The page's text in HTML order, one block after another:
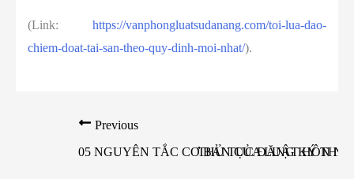
(Link: https://vanphongluatsudanang.com/toi-lua-dao-
chiem-doat-tai-san-theo-quy-dinh-moi-nhat/).
Previous
05 NGUYÊN TẮC CƠ BẢN CỦA LUẬT HÔN
THỦ TỤC ĐĂNG KÝ